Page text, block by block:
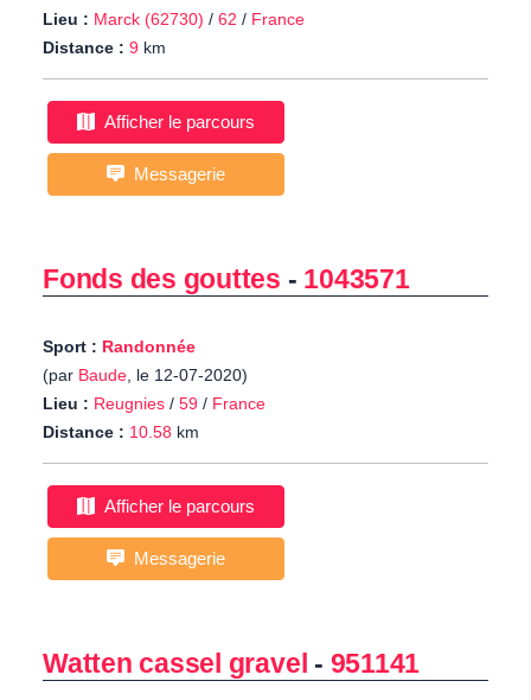
Lieu : Marck (62730) / 62 / France
Distance : 9 km
Afficher le parcours
Messagerie
Fonds des gouttes - 1043571
Sport : Randonnée
(par Baude, le 12-07-2020)
Lieu : Reugnies / 59 / France
Distance : 10.58 km
Afficher le parcours
Messagerie
Watten cassel gravel - 951141